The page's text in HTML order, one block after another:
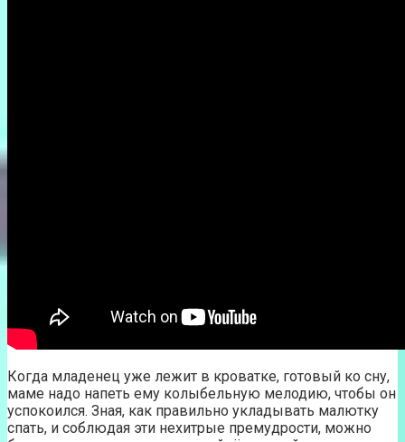
Когда младенец уже лежит в кроватке, готовый ко сну,
маме надо напеть ему колыбельную мелодию, чтобы он
успокоился. Зная, как правильно укладывать малютку
спать, и соблюдая эти нехитрые премудрости, можно